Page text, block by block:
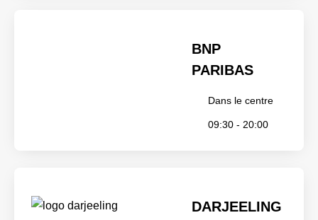
BNP
PARIBAS
Dans le centre
09:30 - 20:00
DARJEELING